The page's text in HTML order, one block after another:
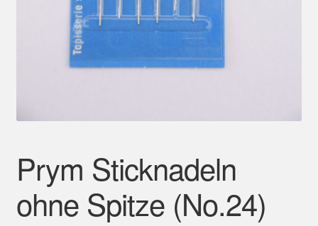
Prym Sticknadeln
ohne Spitze (No.24)